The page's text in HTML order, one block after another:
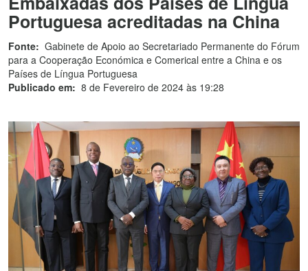
Portuguesa acreditadas na China
Fonte: Gabinete de Apoio ao Secretariado Permanente do Fórum
para a Cooperação Económica e Comerical entre a China e os
Países de Língua Portuguesa
Publicado em: 8 de Fevereiro de 2024 às 19:28